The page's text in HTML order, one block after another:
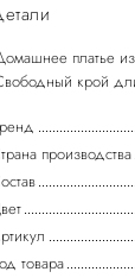
платье из
производства
товара